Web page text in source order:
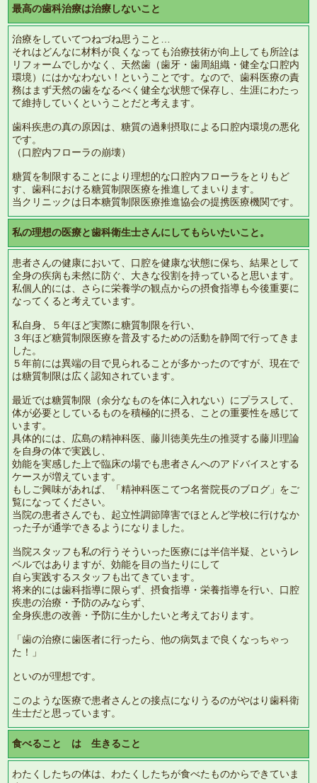
最高の歯科治療は治療しないこと
治療をしていてつねづね思うこと…
それはどんなに材料が良くなっても治療技術が向上しても所詮は
リフォームでしかなく、天然歯（歯牙・歯周組織・健全な口腔内
環境）にはかなわない！ということです。なので、歯科医療の責
務はまず天然の歯をなるべく健全な状態で保存し、生涯にわたっ
て維持していくということだと考えます。
歯科疾患の真の原因は、糖質の過剰摂取による口腔内環境の悪化
です。
（口腔内フローラの崩壊）
糖質を制限することにより理想的な口腔内フローラをとりもど
す、歯科における糖質制限医療を推進してまいります。
当クリニックは日本糖質制限医療推進協会の提携医療機関です。
私の理想の医療と歯科衛生士さんにしてもらいたいこと。
患者さんの健康において、口腔を健康な状態に保ち、結果として
全身の疾病も未然に防ぐ、大きな役割を持っていると思います。
私個人的には、さらに栄養学の観点からの摂食指導も今後重要に
なってくると考えています。
私自身、５年ほど実際に糖質制限を行い、
３年ほど糖質制限医療を普及するための活動を静岡で行ってきま
した。
５年前には異端の目で見られることが多かったのですが、現在で
は糖質制限は広く認知されています。
最近では糖質制限（余分なものを体に入れない）にプラスして、
体が必要としているものを積極的に摂る、ことの重要性を感じて
います。
具体的には、広島の精神科医、藤川徳美先生の推奨する藤川理論
を自身の体で実践し、
効能を実感した上で臨床の場でも患者さんへのアドバイスとする
ケースが増えています。
もしご興味があれば、「精神科医こてつ名誉院長のブログ」をご
覧になってください。
当院の患者さんでも、起立性調節障害でほとんど学校に行けなか
った子が通学できるようになりました。
当院スタッフも私の行うそういった医療には半信半疑、というレ
ベルではありますが、効能を目の当たりにして
自ら実践するスタッフも出てきています。
将来的には歯科指導に限らず、摂食指導・栄養指導を行い、口腔
疾患の治療・予防のみならず、
全身疾患の改善・予防に生かしたいと考えております。
「歯の治療に歯医者に行ったら、他の病気まで良くなっちゃっ
た！」
といのが理想です。
このような医療で患者さんとの接点になりうるのがやはり歯科衛
生士だと思っています。
食べること は 生きること
わたくしたちの体は、わたくしたちが食べたものからできていま